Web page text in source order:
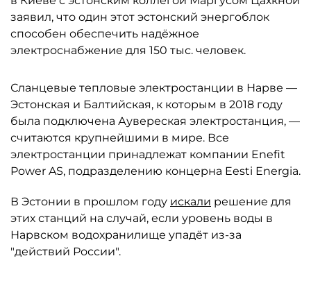
заявил, что один этот эстонский энергоблок
способен обеспечить надёжное
электроснабжение для 150 тыс. человек.
Сланцевые тепловые электростанции в Нарве —
Эстонская и Балтийская, к которым в 2018 году
была подключена Аувереская электростанция, —
считаются крупнейшими в мире. Все
электростанции принадлежат компании Enefit
Power AS, подразделению концерна Eesti Energia.
В Эстонии в прошлом году искали решение для
этих станций на случай, если уровень воды в
Нарвском водохранилище упадёт из-за
"действий России".